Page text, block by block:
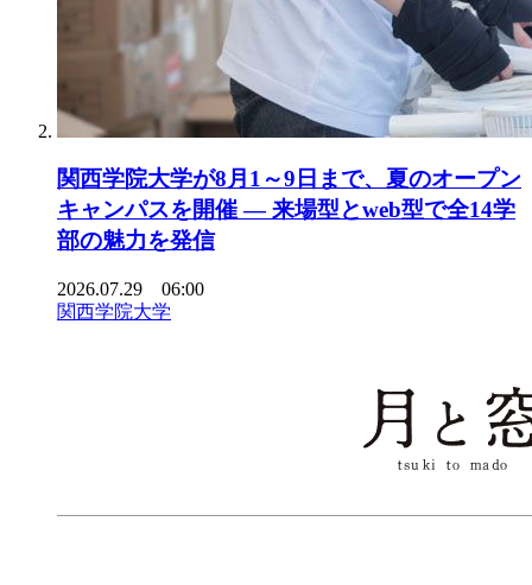
関西学院大学が8月1～9日まで、夏のオープン
キャンパスを開催 ― 来場型とweb型で全14学
部の魅力を発信
2026.07.29 06:00
関西学院大学